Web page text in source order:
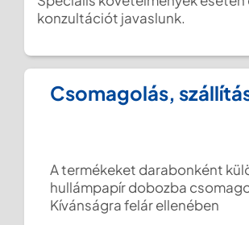
konzultációt javaslunk.
Csomagolás,
A termékeket darabonként
hullámpapír dobozba
Kívánságra felár ellenében